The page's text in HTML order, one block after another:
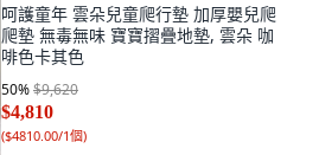
爬墊 無毒無味 寶寶摺疊地墊, 雲朵 咖
啡色卡其色
50%$9,620
$4,810
($4810.00/1個
8/19預計送達